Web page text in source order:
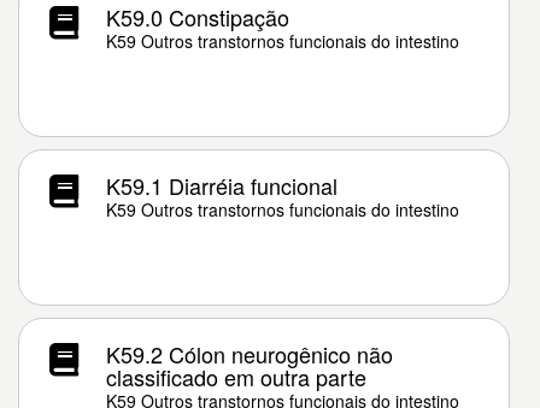
K59.0 Constipação
K59 Outros transtornos funcionais do intestino
K59.1 Diarréia funcional
K59 Outros transtornos funcionais do intestino
K59.2 Cólon neurogênico não
classificado em outra parte
K59 Outros transtornos funcionais do intestino